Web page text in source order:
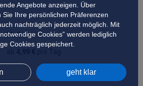
Angebote anzeigen. Über
Sie Ihre persönlichen Präferenzen
nachträglich jederzeit möglich. Mit
Cookies” werden lediglich
Cookies gespeichert.
geht klar
Mallorca